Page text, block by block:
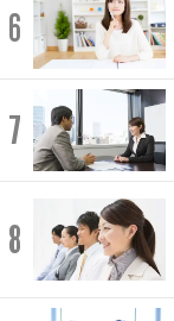
6
7
8